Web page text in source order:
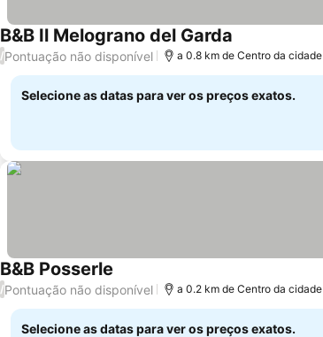
B&B Il Melograno del Garda
/Pontuação não disponível a 0.8 km de Centro da cidade
Selecione as datas para ver os preços exatos.
B&B Posserle
/Pontuação não disponível a 0.2 km de Centro da cidade
Selecione as datas para ver os preços exatos.